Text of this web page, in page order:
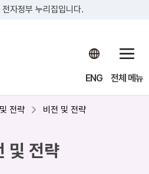
자정부 누리집입니다.
ENG 전체 메뉴
전략 비전 및 전략
및 전략